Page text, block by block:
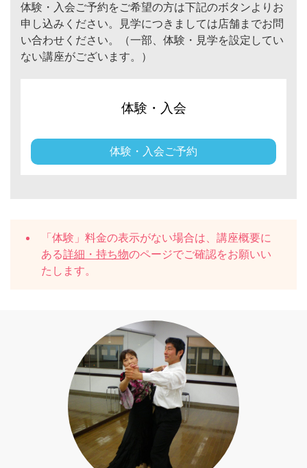
体験・入会ご予約をご希望の方は下記のボタンよりお
申し込みください。見学につきましては店舗までお問
い合わせください。（一部、体験・見学を設定してい
ない講座がございます。）
体験・入会
体験・入会ご予約
「体験」料金の表示がない場合は、講座概要に
ある詳細・持ち物のページでご確認をお願いい
たします。